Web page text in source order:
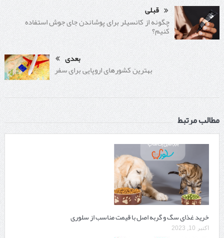
قبلی
چگونه از کانسیلر برای پوشاندن جای جوش استفاده
کنیم؟
بعدی
بهترین کشورهای اروپایی برای سفر
مطالب مرتبط
خرید غذای سگ و گربه اصل با قیمت مناسب از سلوری
اکتبر 10, 2023